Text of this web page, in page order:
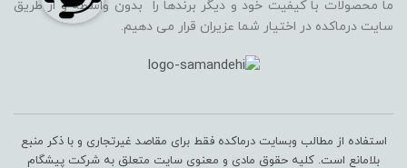
ما محصولات با کیفیت خود و دیگر برندها را بدون واسطه و از طریق
سایت درماکده در اختیار شما عزیران قرار می دهیم.
استفاده از مطالب وبسایت درماکده فقط برای مقاصد غیرتجاری و با ذکر منبع
بلامانع است. کلیه حقوق مادی و معنوی سایت متعلق به شرکت پیشگام